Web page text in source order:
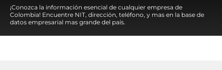
¡Conozca la información esencial de cualquier empresa de
Colombia! Encuentre NIT, dirección, teléfono, y mas en la base de
datos empresarial mas grande del país.